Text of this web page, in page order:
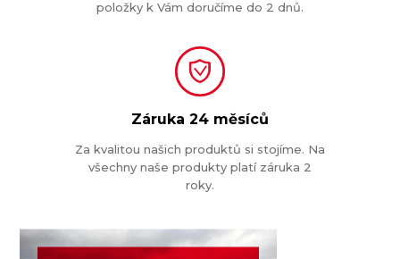
položky k Vám doručíme do 2 dnů.
Záruka 24 měsíců
Za kvalitou našich produktů si stojíme. Na
všechny naše produkty platí záruka 2
roky.